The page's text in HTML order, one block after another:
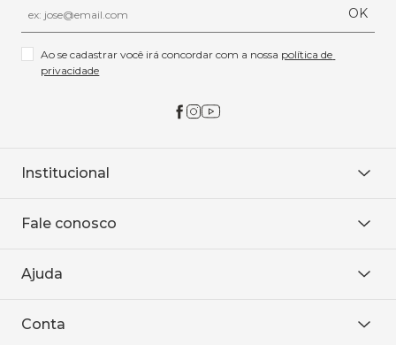
OK
Ao se cadastrar você irá concordar com a nossa política de
privacidade
Institucional
Onde encontrar
Baixe o APP
Fale conosco
WhatsApp
Ajuda
Política de entrega
Conta